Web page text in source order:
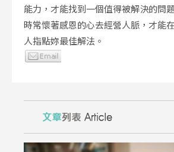
能力，才能找到一個值得被解決的問
時常懷著感恩的心去經營人脈，才能
人指點妳最佳解法。